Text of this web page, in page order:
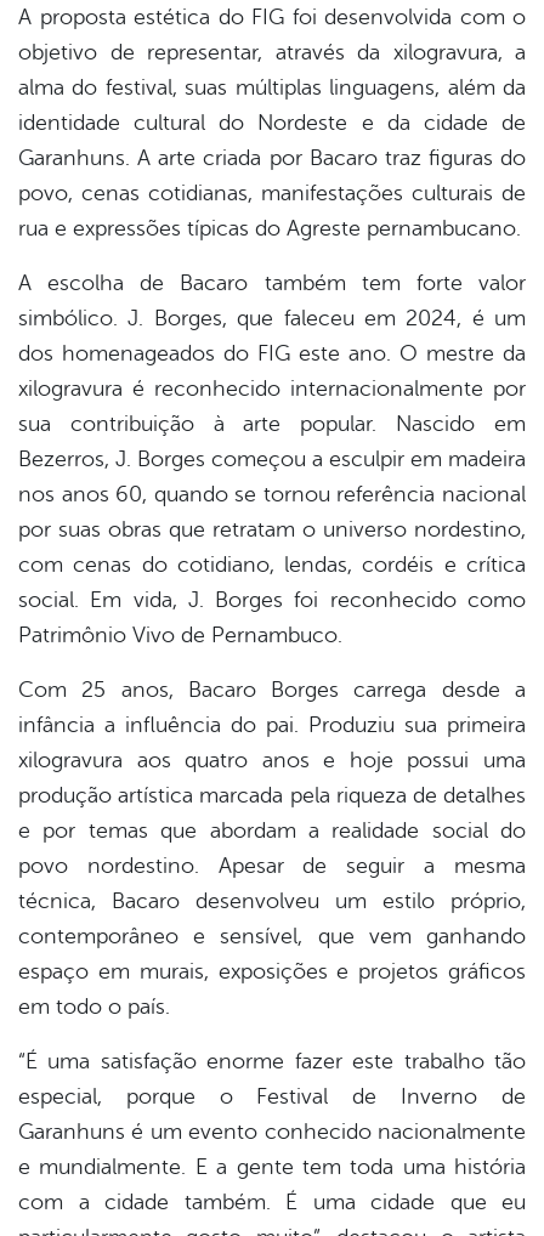
A proposta estética do FIG foi desenvolvida com o
objetivo de representar, através da xilogravura, a
alma do festival, suas múltiplas linguagens, além da
identidade cultural do Nordeste e da cidade de
Garanhuns. A arte criada por Bacaro traz figuras do
povo, cenas cotidianas, manifestações culturais de
rua e expressões típicas do Agreste pernambucano.
A escolha de Bacaro também tem forte valor
simbólico. J. Borges, que faleceu em 2024, é um
dos homenageados do FIG este ano. O mestre da
xilogravura é reconhecido internacionalmente por
sua contribuição à arte popular. Nascido em
Bezerros, J. Borges começou a esculpir em madeira
nos anos 60, quando se tornou referência nacional
por suas obras que retratam o universo nordestino,
com cenas do cotidiano, lendas, cordéis e crítica
social. Em vida, J. Borges foi reconhecido como
Patrimônio Vivo de Pernambuco.
Com 25 anos, Bacaro Borges carrega desde a
infância a influência do pai. Produziu sua primeira
xilogravura aos quatro anos e hoje possui uma
produção artística marcada pela riqueza de detalhes
e por temas que abordam a realidade social do
povo nordestino. Apesar de seguir a mesma
técnica, Bacaro desenvolveu um estilo próprio,
contemporâneo e sensível, que vem ganhando
espaço em murais, exposições e projetos gráficos
em todo o país.
“É uma satisfação enorme fazer este trabalho tão
especial, porque o Festival de Inverno de
Garanhuns é um evento conhecido nacionalmente
e mundialmente. E a gente tem toda uma história
com a cidade também. É uma cidade que eu